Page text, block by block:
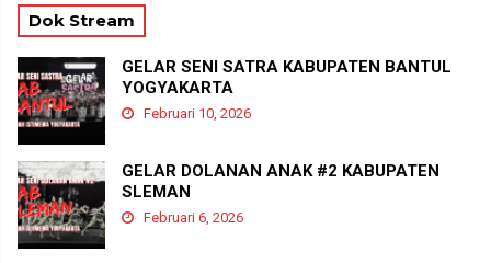
Dok Stream
GELAR SENI SATRA KABUPATEN BANTUL
YOGYAKARTA
Februari 10, 2026
GELAR DOLANAN ANAK #2 KABUPATEN
SLEMAN
Februari 6, 2026